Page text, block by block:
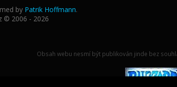
by Patrik Hoffmann.
© 2006 - 2026
Obsah webu nesmí být publikován jinde bez